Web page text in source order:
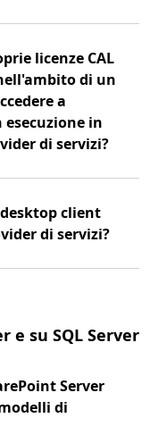
licenze CAL
di un
a
esecuzione in
di servizi?
client
di servizi?
e su SQL Server
Server
di